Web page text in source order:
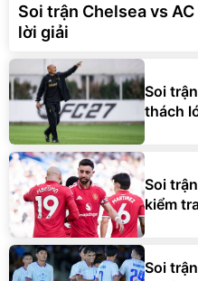
Soi trận Chelsea vs
lời giải
Soi
thách
Soi
kiểm
Soi